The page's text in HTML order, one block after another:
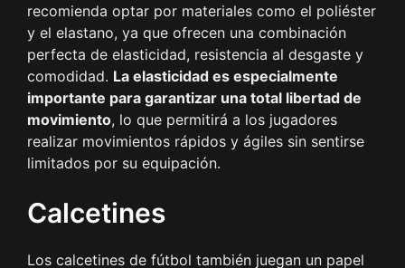
recomienda optar por materiales como el poliéster
y el elastano, ya que ofrecen una combinación
perfecta de elasticidad, resistencia al desgaste y
comodidad. La elasticidad es especialmente
importante para garantizar una total libertad de
movimiento, lo que permitirá a los jugadores
realizar movimientos rápidos y ágiles sin sentirse
limitados por su equipación.
Calcetines
Los calcetines de fútbol también juegan un papel